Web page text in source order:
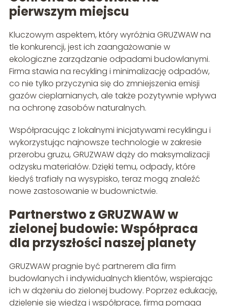
pierwszym miejscu
Kluczowym aspektem, który wyróżnia GRUZWAW na
tle konkurencji, jest ich zaangażowanie w
ekologiczne zarządzanie odpadami budowlanymi.
Firma stawia na recykling i minimalizację odpadów,
co nie tylko przyczynia się do zmniejszenia emisji
gazów cieplarnianych, ale także pozytywnie wpływa
na ochronę zasobów naturalnych.
Współpracując z lokalnymi inicjatywami recyklingu i
wykorzystując najnowsze technologie w zakresie
przerobu gruzu, GRUZWAW dąży do maksymalizacji
odzysku materiałów. Dzięki temu, odpady, które
kiedyś trafiały na wysypisko, teraz mogą znaleźć
nowe zastosowanie w budownictwie.
Partnerstwo z GRUZWAW w
zielonej budowie: Współpraca
dla przyszłości naszej planety
GRUZWAW pragnie być partnerem dla firm
budowlanych i indywidualnych klientów, wspierając
ich w dążeniu do zielonej budowy. Poprzez edukację,
dzielenie się wiedzą i współpracę, firma pomaga